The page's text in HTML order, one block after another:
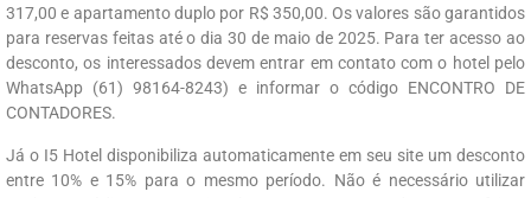
317,00 e apartamento duplo por R$ 350,00. Os valores são garantidos
para reservas feitas até o dia 30 de maio de 2025. Para ter acesso ao
desconto, os interessados devem entrar em contato com o hotel pelo
WhatsApp (61) 98164-8243) e informar o código ENCONTRO DE
CONTADORES.
Já o I5 Hotel disponibiliza automaticamente em seu site um desconto
entre 10% e 15% para o mesmo período. Não é necessário utilizar